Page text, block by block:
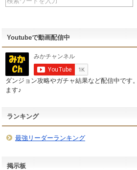
Youtubeで動画配信中
ダンジョン攻略やガチャ結果など配信中です
ます♪
ランキング
最強リーダーランキング
掲示板